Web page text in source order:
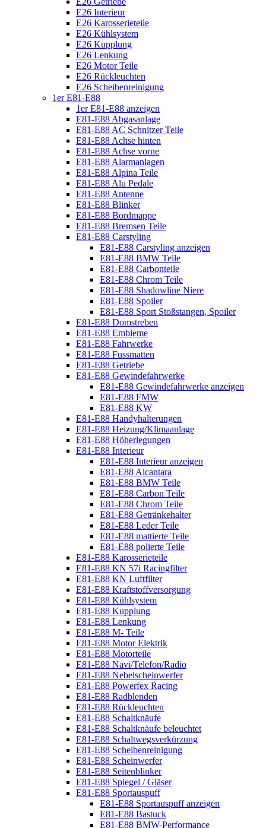
E26 Interieur
E26 Karosserieteile
E26 Kühlsystem
E26 Kupplung
E26 Lenkung
E26 Motor Teile
E26 Rückleuchten
E26 Scheibenreinigung
1er E81-E88
1er E81-E88 anzeigen
E81-E88 Abgasanlage
E81-E88 AC Schnitzer Teile
E81-E88 Achse hinten
E81-E88 Achse vorne
E81-E88 Alarmanlagen
E81-E88 Alpina Teile
E81-E88 Alu Pedale
E81-E88 Antenne
E81-E88 Blinker
E81-E88 Bordmappe
E81-E88 Bremsen Teile
E81-E88 Carstyling
E81-E88 Carstyling anzeigen
E81-E88 BMW Teile
E81-E88 Carbonteile
E81-E88 Chrom Teile
E81-E88 Shadowline Niere
E81-E88 Spoiler
E81-E88 Sport Stoßstangen, Spoiler
E81-E88 Domstreben
E81-E88 Embleme
E81-E88 Fahrwerke
E81-E88 Fussmatten
E81-E88 Getriebe
E81-E88 Gewindefahrwerke
E81-E88 Gewindefahrwerke anzeigen
E81-E88 FMW
E81-E88 KW
E81-E88 Handyhalterungen
E81-E88 Heizung/Klimaanlage
E81-E88 Höherlegungen
E81-E88 Interieur
E81-E88 Interieur anzeigen
E81-E88 Alcantara
E81-E88 BMW Teile
E81-E88 Carbon Teile
E81-E88 Chrom Teile
E81-E88 Getränkehalter
E81-E88 Leder Teile
E81-E88 mattierte Teile
E81-E88 polierte Teile
E81-E88 Karosserieteile
E81-E88 KN 57i Racingfilter
E81-E88 KN Luftfilter
E81-E88 Kraftstoffversorgung
E81-E88 Kühlsystem
E81-E88 Kupplung
E81-E88 Lenkung
E81-E88 M- Teile
E81-E88 Motor Elektrik
E81-E88 Motorteile
E81-E88 Navi/Telefon/Radio
E81-E88 Nebelscheinwerfer
E81-E88 Powerfex Racing
E81-E88 Radblenden
E81-E88 Rückleuchten
E81-E88 Schaltknäufe
E81-E88 Schaltknäufe beleuchtet
E81-E88 Schaltwegsverkürzung
E81-E88 Scheibenreinigung
E81-E88 Scheinwerfer
E81-E88 Seitenblinker
E81-E88 Spiegel / Gläser
E81-E88 Sportauspuff
E81-E88 Sportauspuff anzeigen
E81-E88 Bastuck
E81-E88 BMW-Performance